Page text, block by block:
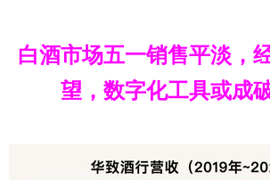
白酒市场五一销售平淡，
望，数字化工具或成